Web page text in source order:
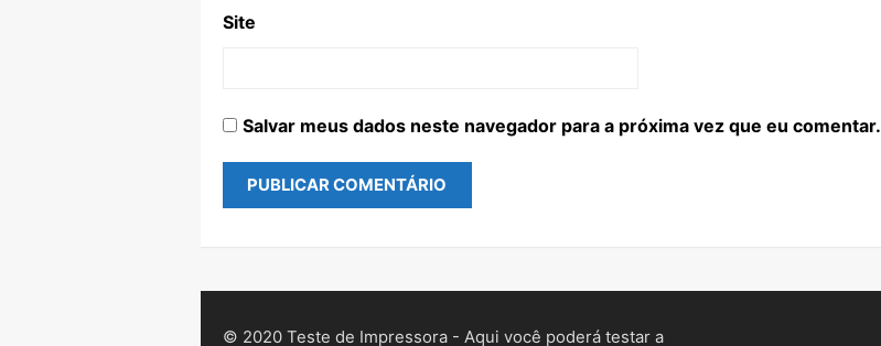
Site
Salvar meus dados neste navegador para a próxima vez que eu comentar.
© 2020 Teste de Impressora - Aqui você poderá testar a